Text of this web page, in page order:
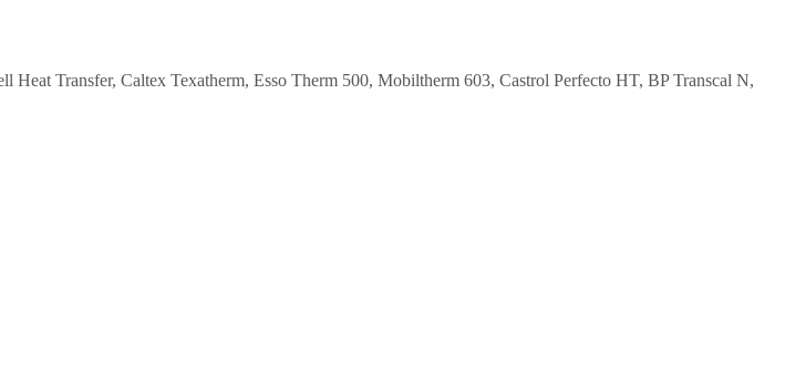
Caltex Texatherm, Esso Therm 500, Mobiltherm 603, Castrol Perfecto HT, BP Transcal N,